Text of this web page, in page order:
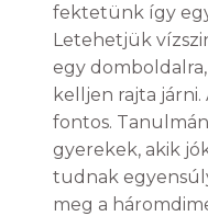
fektetünk így
Letehetjük
egy
kelljen rajta
fontos.
gyerekek, akik
tudnak
meg a